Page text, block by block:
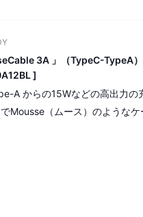
3A 」（TypeC-TypeA
]
A からの15Wなどの高出力の
Mousse（ムース）のような